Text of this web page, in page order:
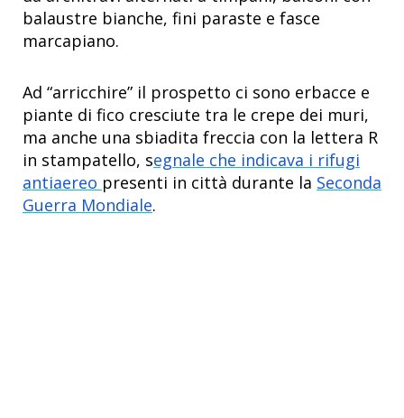
balaustre bianche, fini paraste e fasce
marcapiano.
Ad “arricchire” il prospetto ci sono erbacce e
piante di fico cresciute tra le crepe dei muri,
ma anche una sbiadita freccia con la lettera R
in stampatello, segnale che indicava i rifugi
antiaereo presenti in città durante la Seconda
Guerra Mondiale.